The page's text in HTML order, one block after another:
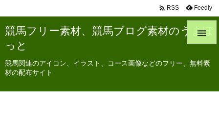
競馬フリー素材、競馬ブログ素材のうまぽ
っと
競馬関連のアイコン、イラスト、コース画像などのフリー、無料素
材の配布サイト

 RSS Feedly